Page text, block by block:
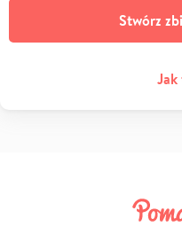
Stwórz
Jak